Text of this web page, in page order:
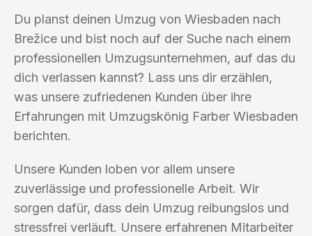
Du planst deinen Umzug von Wiesbaden nach
Brežice und bist noch auf der Suche nach einem
professionellen Umzugsunternehmen, auf das du
dich verlassen kannst? Lass uns dir erzählen,
was unsere zufriedenen Kunden über ihre
Erfahrungen mit Umzugskönig Farber Wiesbaden
berichten.
Unsere Kunden loben vor allem unsere
zuverlässige und professionelle Arbeit. Wir
sorgen dafür, dass dein Umzug reibungslos und
stressfrei verläuft. Unsere erfahrenen Mitarbeiter